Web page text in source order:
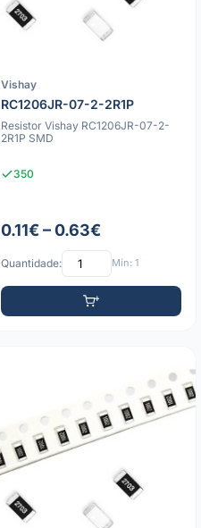
Vishay
RC1206JR-07-2-2R1P
Resistor Vishay RC1206JR-07-2-
2R1P SMD
350
0.11€ – 0.63€
Quantidade: Mín: 1